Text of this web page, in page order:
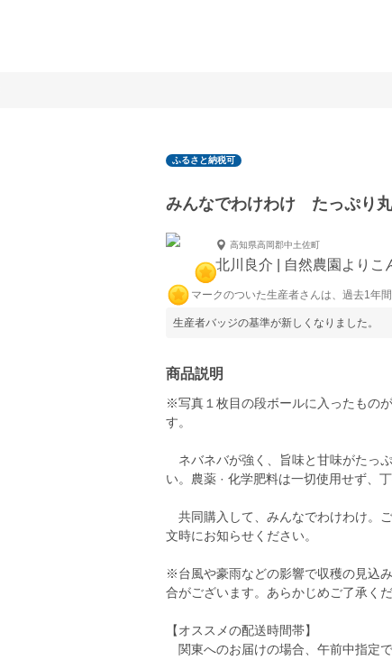
ふるさと納税可
みんなでわけわけ たっぷり
高知県高岡郡中土佐町
北川良介 | 自然農園よりこ
マークのついた生産者さんは、過去1年
生産者バッジの基準が新しくなりました。
商品説明
※写真１枚目の段ボールに入ったもの
す。
ネバネバが強く、旨味と甘味がたっ
い。農薬 · 化学肥料は一切使用せず、
共同購入して、みんなでわけわけ。
文時にお知らせください。
※台風や豪雨などの影響で収穫の見込
合がございます。あらかじめご了承くだ
【オススメの配送時間帯】
関東へのお届けの場合、午前中指定